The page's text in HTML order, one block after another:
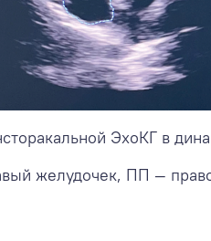
ЭхоКГ в
желудочек, ПП —